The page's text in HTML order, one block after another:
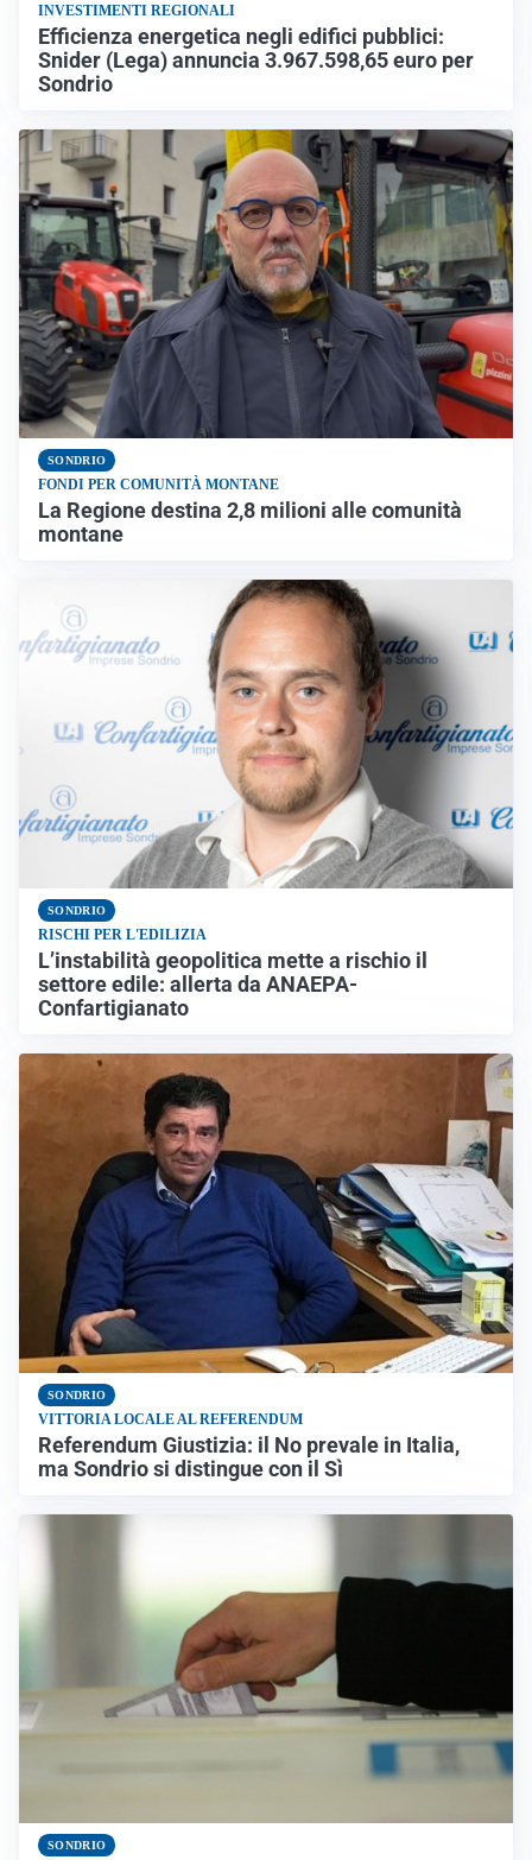
INVESTIMENTI REGIONALI
Efficienza energetica negli edifici pubblici:
Snider (Lega) annuncia 3.967.598,65 euro per
Sondrio
SONDRIO
FONDI PER COMUNITÀ MONTANE
La Regione destina 2,8 milioni alle comunità
montane
SONDRIO
RISCHI PER L'EDILIZIA
L’instabilità geopolitica mette a rischio il
settore edile: allerta da ANAEPA-
Confartigianato
SONDRIO
VITTORIA LOCALE AL REFERENDUM
Referendum Giustizia: il No prevale in Italia,
ma Sondrio si distingue con il Sì
SONDRIO